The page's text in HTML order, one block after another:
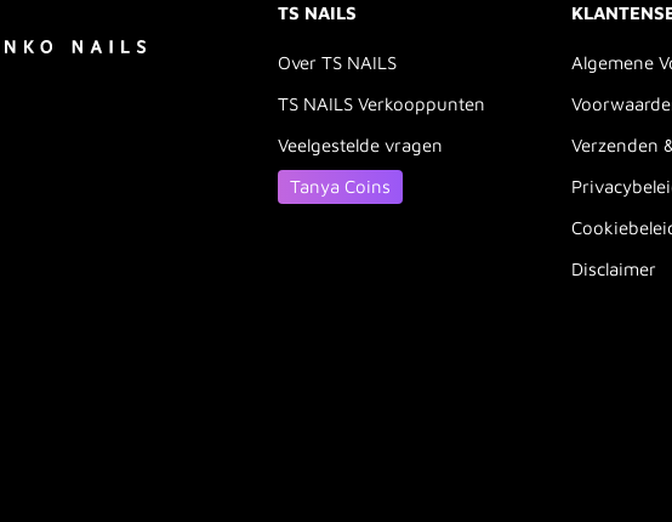
TS NAILS
Over TS NAILS
TS NAILS Verkooppunten
Veelgestelde vragen
Tanya Coins
Algemene
Verzenden
Disclaimer